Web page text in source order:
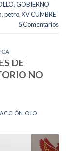
,GOBIERNO
,petro,XV CUMBRE
5Comentarios
DE
NO
OJO